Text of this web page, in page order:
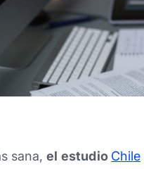
sana,el estudio Chile